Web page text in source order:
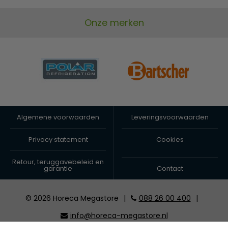
Onze merken
Algemene voorwaarden Leveringsvoorwaarden
Privacy statement Cookies
Retour, teruggavebeleid en
garantie Contact
© 2026 Horeca Megastore | 088 26 00 400
|
info@horeca-megastore.nl